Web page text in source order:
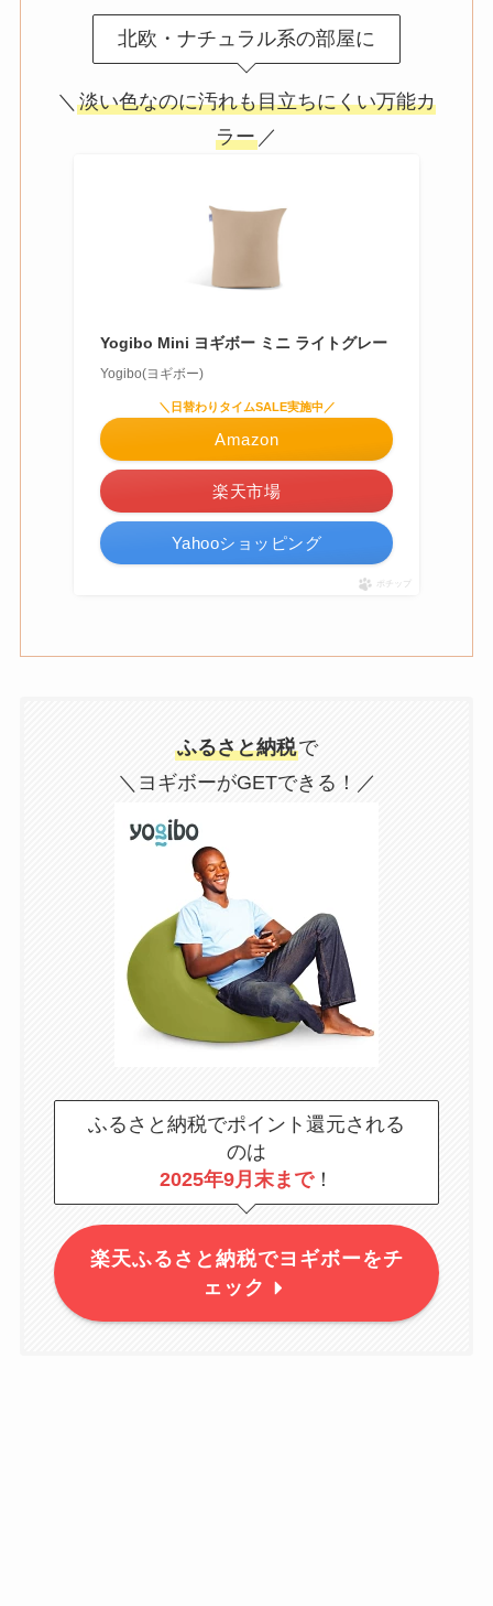
北欧・ナチュラル系の部屋に
＼ 淡い色なのに汚れも目立ちにくい万能カ
ラー ／
Yogibo Mini ヨギボー ミニ ライトグレー
Yogibo(ヨギボー)
＼日替わりタイムSALE実施中／
Amazon
楽天市場
Yahooショッピング
ポチップ
ふるさと納税で
＼ヨギボーがGETできる！／
ふるさと納税でポイント還元される
のは
2025年9月末まで！
楽天ふるさと納税でヨギボーをチ
ェック